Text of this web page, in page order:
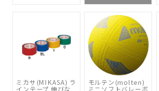
ミカサ(MIKASA) ラ モルテン(molten)